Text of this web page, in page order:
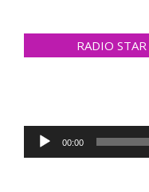
RADIO
Audio
Player
00:00